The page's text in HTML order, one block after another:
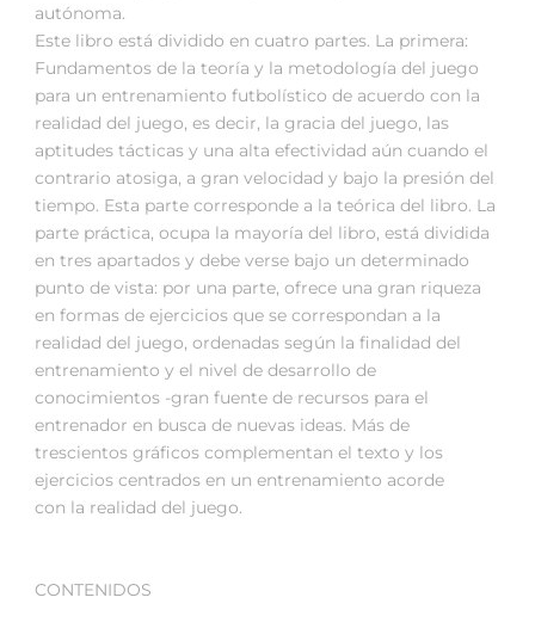
autónoma.
Este libro está dividido en cuatro partes. La primera:
Fundamentos de la teoría y la metodología del juego
para un entrenamiento futbolístico de acuerdo con la
realidad del juego, es decir, la gracia del juego, las
aptitudes tácticas y una alta efectividad aún cuando el
contrario atosiga, a gran velocidad y bajo la presión del
tiempo. Esta parte corresponde a la teórica del libro. La
parte práctica, ocupa la mayoría del libro, está dividida
en tres apartados y debe verse bajo un determinado
punto de vista: por una parte, ofrece una gran riqueza
en formas de ejercicios que se correspondan a la
realidad del juego, ordenadas según la finalidad del
entrenamiento y el nivel de desarrollo de
conocimientos -gran fuente de recursos para el
entrenador en busca de nuevas ideas. Más de
trescientos gráficos complementan el texto y los
ejercicios centrados en un entrenamiento acorde
con la realidad del juego.
CONTENIDOS